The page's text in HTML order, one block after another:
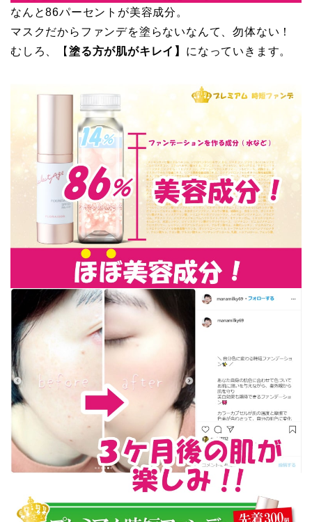
なんと86パーセントが美容成分。
マスクだからファンデを塗らないなんて、勿体ない！
むしろ、【 塗る方が肌がキレイ】 になっていきます。